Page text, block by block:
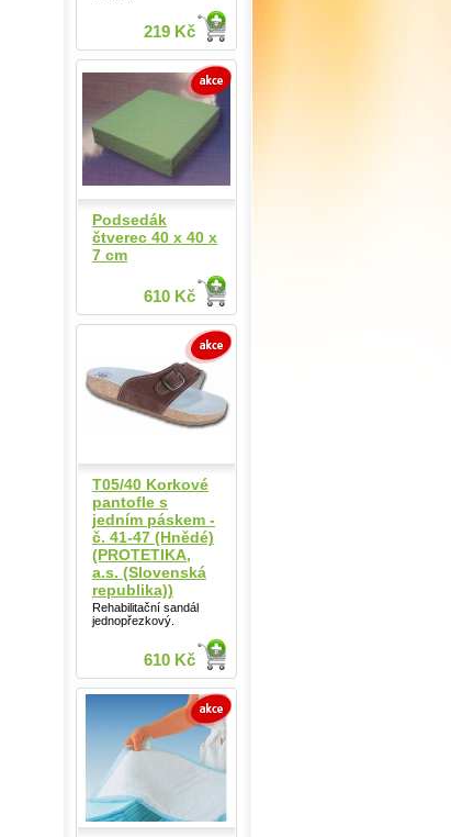
219 Kč
Podsedák
čtverec 40 x 40 x
7 cm
610 Kč
T05/40 Korkové
pantofle s
jedním páskem -
č. 41-47 (Hnědé)
(PROTETIKA,
a.s. (Slovenská
republika))
Rehabilitační sandál
jednopřezkový.
610 Kč